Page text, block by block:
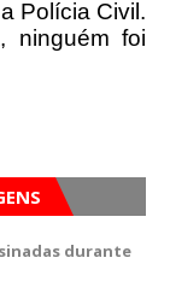
Polícia Civil.
ninguém foi
durante